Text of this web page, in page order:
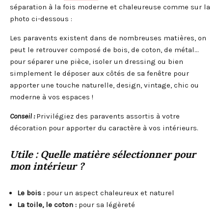
séparation à la fois moderne et chaleureuse comme sur la
photo ci-dessous :
Les paravents existent dans de nombreuses matières, on
peut le retrouver composé de bois, de coton, de métal…
pour séparer une pièce, isoler un dressing ou bien
simplement le déposer aux côtés de sa fenêtre pour
apporter une touche naturelle, design, vintage, chic ou
moderne à vos espaces !
Conseil : Privilégiez des paravents assortis à votre
décoration pour apporter du caractère à vos intérieurs.
Utile : Quelle matière sélectionner pour
mon intérieur ?
Le bois : pour un aspect chaleureux et naturel
La toile, le coton : pour sa légèreté